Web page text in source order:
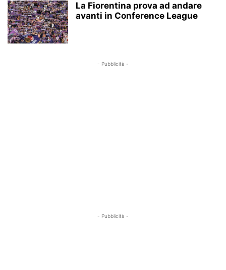
La Fiorentina prova ad andare
avanti in Conference League
- Pubblicità -
- Pubblicità -